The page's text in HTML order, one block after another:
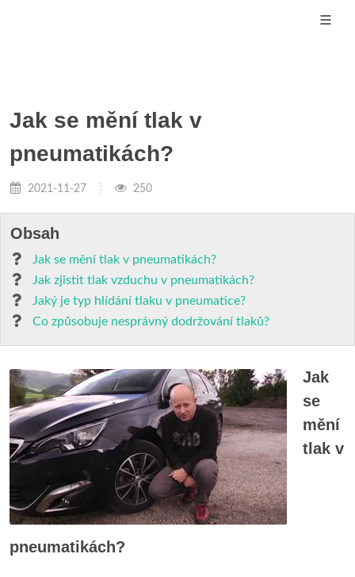
Jak se mění tlak v
pneumatikách?
2021-11-27 250
Obsah
Jak se mění tlak v pneumatikách?
Jak zjistit tlak vzduchu v pneumatikách?
Jaký je typ hlídání tlaku v pneumatice?
Co způsobuje nesprávný dodržování tlaků?
Jak
se
mění
tlak v
pneumatikách?